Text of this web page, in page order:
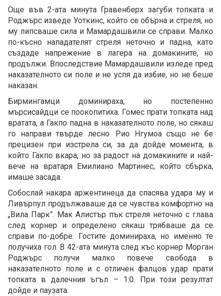
Още във 2-ата минута Гравенберх загуби топката и
Роджърс изведе Уоткинс, който се обърна и стреля, но
му липсваше сила и Мамардашвили се справи. Малко
по-късно нападателят стреля неточно и падна, като
създаде напрежение в лагера на домакините, но
продължи. Впоследствие Мамардашвили изледе пред
наказателното си поле и не успя да избие, но не беше
наказан.
Бирмингамци доминираха, но постепенно
мърсисайдци се поокопитиха. Гомес прати топката над
вратата, а Гакпо падна в наказателното поле, но сякаш
го направи твърде лесно. Рио Нгумоа също не бе
прецизен при изстрела си, за да дойде момента, в
който Гакпо вкара, но за радост на домакините и най-
вече на вратаря Емилиано Мартинес, който сбърка,
имаше засада.
Собослай накара аржентинеца да спасява удара му и
Ливърпул продължаваше да се чувства комфортно на
„Вила Парк”. Мак Алистър пък стреля неточно с глава
след корнер и определено сякаш трябваше да се
справи по-добре. Гостите доминираха, но именно те
получиха гол. В 42-ата минута след къс корнер Морган
Роджърс получи малко повече свобода в
наказателното поле и с отличен фалцов удар прати
топката в далечния ъгъл – 1:0. При този резултат
дойде и паузата.